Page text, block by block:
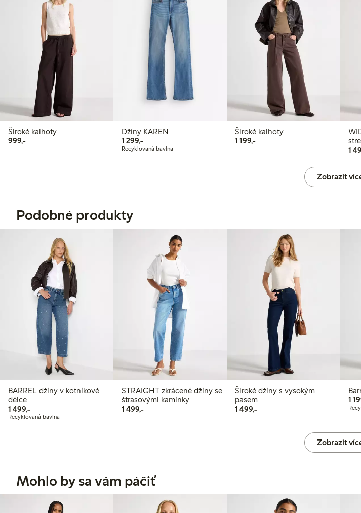
Široké kalhoty
999,-999,00 Kč
Džíny KAREN
1 299,-1 299,00 Kč
Recyklovaná bavlna
Široké kalhoty
1 199,-1 199,00 Kč
1
Zobrazit
Podobné produkty
BARREL džíny v kotníkové
délce
1 499,-1 499,00 Kč
Recyklovaná bavlna
STRAIGHT zkrácené džíny se
štrasovými kamínky
1 499,-1 499,00 Kč
Široké džíny s vysokým
pasem
1 499,-1 499,00 Kč
1
Zobrazit
Mohlo by sa vám páčiť